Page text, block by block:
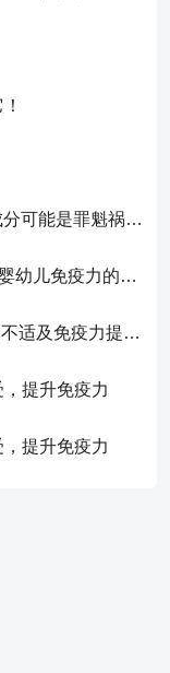
宝宝胃肠道不适？奶粉中的这些成分可能是罪魁祸首！
宝宝总生病就是免疫力低下？关于婴幼儿免疫力的真相，家长必须了解！
宝宝喂养难题：奶粉喂养与胃肠道不适及免疫力提升的奥秘
提升免疫力
提升免疫力